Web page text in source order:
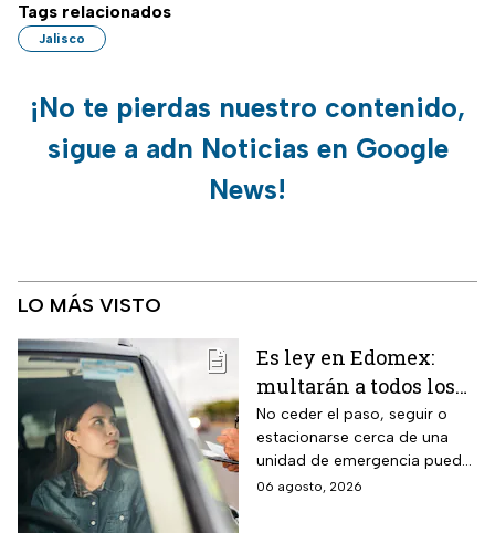
Tags relacionados
Jalisco
¡No te pierdas nuestro contenido,
sigue a adn Noticias en Google
News!
LO MÁS VISTO
Es ley en Edomex:
multarán a todos los
conductores que
cometan este error
frente a ambulancias
y patrullas
No ceder el paso, seguir o
estacionarse cerca de una
unidad de emergencia puede
generar una multa de más de
06 agosto, 2026